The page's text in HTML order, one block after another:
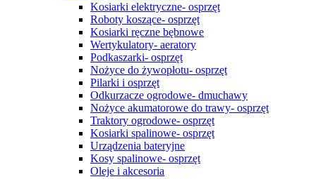
Kosiarki elektryczne- osprzęt
Roboty koszące- osprzęt
Kosiarki ręczne bębnowe
Wertykulatory- aeratory
Podkaszarki- osprzęt
Nożyce do żywopłotu- osprzęt
Pilarki i osprzęt
Odkurzacze ogrodowe- dmuchawy
Nożyce akumatorowe do trawy- osprzęt
Traktory ogrodowe- osprzęt
Kosiarki spalinowe- osprzęt
Urządzenia bateryjne
Kosy spalinowe- osprzęt
Oleje i akcesoria